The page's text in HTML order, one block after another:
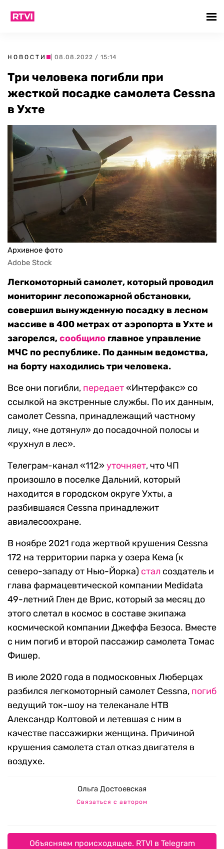
НОВОСТИ | 08.08.2022 / 15:14
Три человека погибли при
жесткой посадке самолета Cessna
в Ухте
Архивное фото
Adobe Stock
Легкомоторный самолет, который проводил
мониторинг лесопожарной обстановки,
совершил вынужденную посадку в лесном
массиве в 400 метрах от аэропорта в Ухте и
загорелся,сообщило главное управление
МЧС по республике. По данным ведомства,
на борту находились три человека.
Все они погибли, передает«Интерфакс» со
ссылкой на экстренные службы. По их данным,
самолет Cessna, принадлежащий частному
лицу, «не дотянул» до посадочной полосы и
«рухнул в лес».
Телеграм-канал «112»уточняет, что ЧП
произошло в поселке Дальний, который
находится в городском округе Ухты, а
разбившаяся Cessna принадлежит
авиалесоохране.
В ноябре 2021 года жертвой крушения Cessna
172 на территории парка у озера Кема (к
северо-западу от Нью-Йорка) стал создатель и
глава фармацевтической компании Medidata
49-летний Глен де Врис, который за месяц до
этого слетал в космос в составе экипажа
космической компании Джеффа Безоса. Вместе
с ним погиб и второй пассажир самолета Томас
Фишер.
В июле 2020 года в подмосковных Люберцах
разбился легкомоторный самолет Cessna, погиб
ведущий ток-шоу на телеканале НТВ
Александр Колтовой и летевшая с ним в
качестве пассажирки женщина. Причиной
крушения самолета стал отказ двигателя в
воздухе.
Ольга Достоевская
Связаться с автором
Объясняем происходящее. RTVI в Telegram